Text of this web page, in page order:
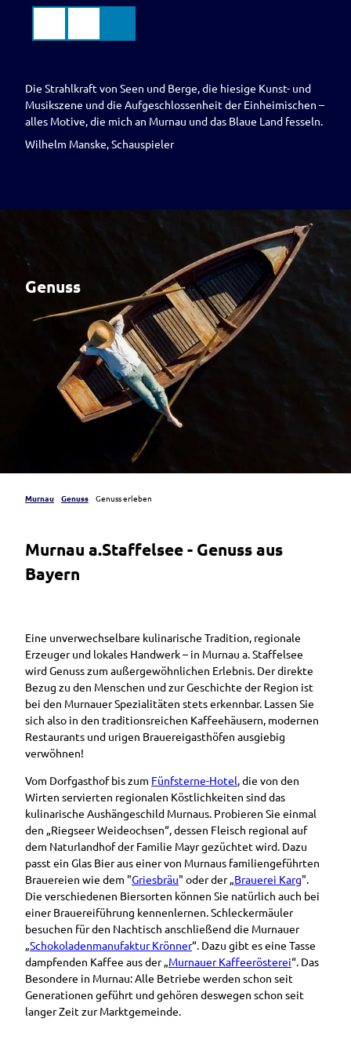
Murnau
Die Strahlkraft von Seen und Berge, die hiesige Kunst- und
Musikszene und die Aufgeschlossenheit der Einheimischen –
alles Motive, die mich an Murnau und das Blaue Land fesseln.
Wilhelm Manske, Schauspieler
Genuss
Murnau Genuss Genuss erleben
Murnau a.Staffelsee - Genuss aus
Bayern
Eine unverwechselbare kulinarische Tradition, regionale
Erzeuger und lokales Handwerk – in Murnau a. Staffelsee
wird Genuss zum außergewöhnlichen Erlebnis. Der direkte
Bezug zu den Menschen und zur Geschichte der Region ist
bei den Murnauer Spezialitäten stets erkennbar. Lassen Sie
sich also in den traditionsreichen Kaffeehäusern, modernen
Restaurants und urigen Brauereigasthöfen ausgiebig
verwöhnen!
Vom Dorfgasthof bis zum Fünfsterne-Hotel, die von den
Wirten servierten regionalen Köstlichkeiten sind das
kulinarische Aushängeschild Murnaus. Probieren Sie einmal
den „Riegseer Weideochsen“, dessen Fleisch regional auf
dem Naturlandhof der Familie Mayr gezüchtet wird. Dazu
passt ein Glas Bier aus einer von Murnaus familiengeführten
Brauereien wie dem "Griesbräu" oder der „Brauerei Karg".
Die verschiedenen Biersorten können Sie natürlich auch bei
einer Brauereiführung kennenlernen. Schleckermäuler
besuchen für den Nachtisch anschließend die Murnauer
„Schokoladenmanufaktur Krönner“. Dazu gibt es eine Tasse
dampfenden Kaffee aus der „Murnauer Kaffeerösterei“. Das
Besondere in Murnau: Alle Betriebe werden schon seit
Generationen geführt und gehören deswegen schon seit
langer Zeit zur Marktgemeinde.